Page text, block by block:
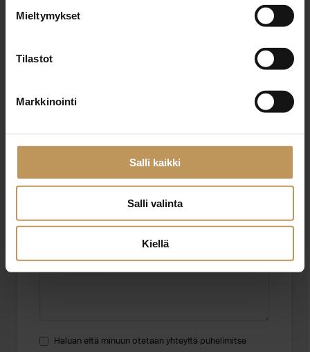
Mieltymykset
Tilastot
Markkinointi
Salli kaikki
Salli valinta
Kiellä
Aihe
Viesti
Haluan että minuun otetaan yhteyttä puhelimitse